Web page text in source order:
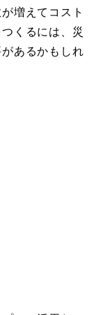
増えてコスト
くるには、災
あるかもしれ